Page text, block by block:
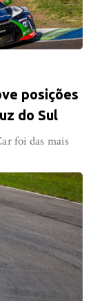
posições
do Sul
foi das mais